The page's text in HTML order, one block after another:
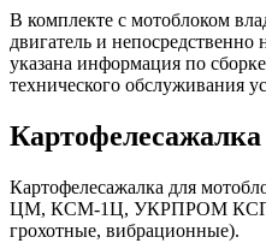
В комплекте с мотоблоком
двигатель и
указана информация по
технического обслуживания
Картофелесажалка
Картофелесажалка для
ЦМ, КСМ-1Ц, УКРПРОМ КСП-
грохотные, вибрационные).